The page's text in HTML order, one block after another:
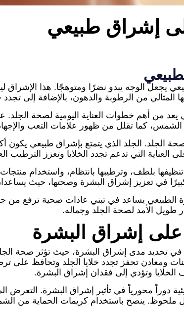
إشراق طبيعي
الوجه يبدو نضرًا ومتوهجًا. هذا الإشراق
المثالي من الرطوبة والدهون، بالإضافة إلى
يعد من أهم خطوات العناية اليومية لصحة الجلد.
الشمس، كما تقلل من ظهور علامات التعب
الجلد. الجلد الذي يتمتع بإشراق طبيعي
العناية التي تدعم تجدد الخلايا وتعزز
تنظيفها بلطف، وترطيبها بانتظام، واستخدام
كبيرًا في تعزيز إشراق البشرة وصحتها، حيث
الطبيعي يساعد في تبني عادات صحية ترفع من
طويل الأمد لصحة الجلد وجماله.
على إشراق البشرة
في تحديد مدى إشراق البشرة، حيث تؤثر صحة
ومعادن تحفز تجدد خلايا الجلد وتحافظ على
وتؤدي إلى فقدان إشراق البشرة.
دوراً محورياً في تأثير إشراق البشرة.
ينصح باستخدام كريمات الحماية من الشمس